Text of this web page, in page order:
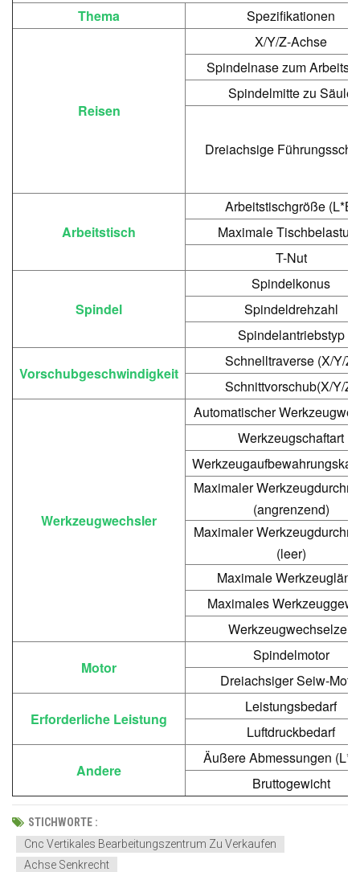
Thema
Spezifikationen
Reisen
X/Y/Z-Achse
Spindelnase zum
Spindelmitte zu Säule
Dreiachsige
Arbeitstisch
Arbeitstischgröße (L*B)
Maximale
T-Nut
Spindel
Spindelkonus
Spindeldrehzahl
Spindelantriebstyp
Vorschubgeschwindigkeit
Schnelltraverse (X/Y/Z)
Schnittvorschub(X/Y/Z)
Werkzeugwechsler
Automatischer
Werkzeugschaftart
Maximaler
(angrenzend)
Maximaler
(leer)
Maximale
Maximales
Werkzeugwechselzeit
Motor
Spindelmotor
Dreiachsiger Seiw-
Erforderliche Leistung
Leistungsbedarf
Luftdruckbedarf
Andere
Äußere Abmessungen
Bruttogewicht
STICHWORTE :
Cnc Vertikales Bearbeitungszentrum Zu Verkaufen
Achse Senkrecht